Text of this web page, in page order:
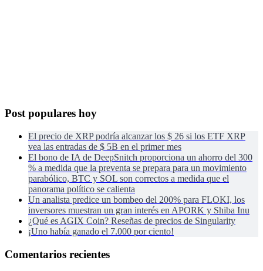
Post populares hoy
El precio de XRP podría alcanzar los $ 26 si los ETF XRP
vea las entradas de $ 5B en el primer mes
El bono de IA de DeepSnitch proporciona un ahorro del 300
% a medida que la preventa se prepara para un movimiento
parabólico, BTC y SOL son correctos a medida que el
panorama político se calienta
Un analista predice un bombeo del 200% para FLOKI, los
inversores muestran un gran interés en APORK y Shiba Inu
¿Qué es AGIX Coin? Reseñas de precios de Singularity
¡Uno había ganado el 7.000 por ciento!
Comentarios recientes